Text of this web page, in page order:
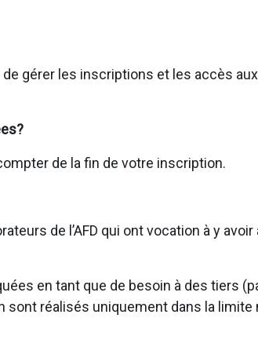
de gérer les inscriptions et les accès
de la fin de votre inscription.
de l’AFD qui ont vocation à y
en tant que de besoin à des tiers
sont réalisés uniquement dans la